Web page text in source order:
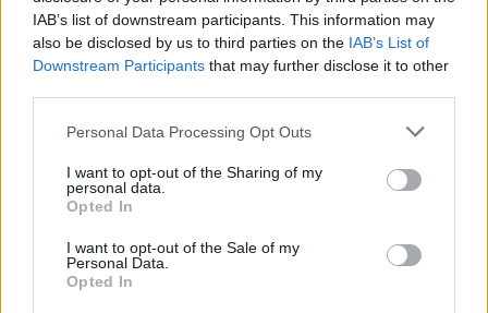
IAB’s list of downstream participants. This information may
also be disclosed by us to third parties on the IAB’s List of
Downstream Participants that may further disclose it to other
Personal Data Processing Opt Outs
I want to opt-out of the Sharing of my
personal data.
Opted In
I want to opt-out of the Sale of my
Personal Data.
Opted In
Télécharger légalement les MP3 sur
Télécharger légalement les MP3 ou trouver le CD sur
meilleur prix sur
Paroles + Traduction
Commentaires
Voir la vidéo de «Apnea»